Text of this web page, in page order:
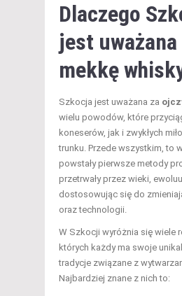
Dlaczego
jest uważana
mekkę
Szkocja jest uważana za
wielu powodów, które
koneserów, jak i zwykłych
trunku. Przede wszystkim, to
powstały pierwsze metody
przetrwały przez wieki,
dostosowując się do
oraz technologii.
W Szkocji wyróżnia się wiele
których każdy ma swoje
tradycje związane z
Najbardziej znane z nich to: